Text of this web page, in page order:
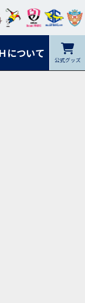
について 公式グッズ
イプ
ルレ
ッズ
シラ トピ
ンデ
ィー
クヤ
鹿児
島